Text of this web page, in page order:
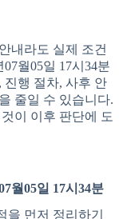
내라도 실제 조건
월05일 17시34분
진행 절차, 사후 안
줄일 수 있습니다.
이 이후 판단에 도
월05일 17시34분
먼저 정리하기